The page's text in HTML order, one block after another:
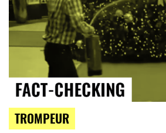
TROMPEUR